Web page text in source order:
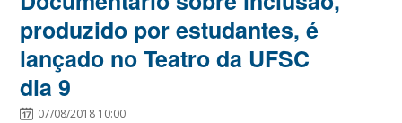
produzido por estudantes, é
lançado no Teatro da UFSC
dia 9
07/08/2018 10:00